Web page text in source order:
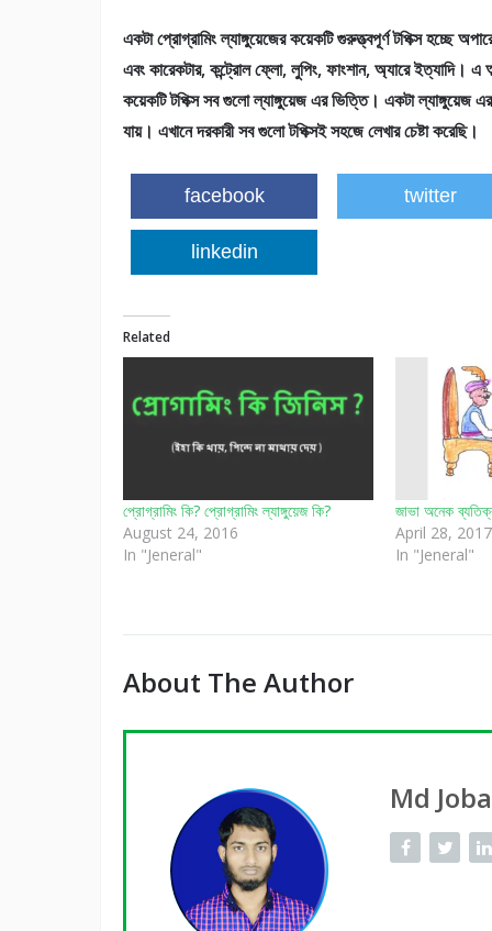
একটা প্রোগ্রামিং ল্যাঙ্গুয়েজের কয়েকটি গুরুত্ত্বপূর্ণ টপিক্স হচ্ছে
এবং কারেকটার, কন্ট্রোল ফ্লো, লুপিং, ফাংশান, অ্যারে ইত্যাদি। এ
কয়েকটি টপিক্স সব গুলো ল্যাঙ্গুয়েজ এর ভিত্তি। একটা ল্যাঙ্গুয়েজ
যায়। এখানে দরকারী সব গুলো টপিক্সই সহজে লেখার চেষ্টা করেছি।
facebook twitter
linkedin
Related
প্রোগ্রামিং কি? প্রোগ্রামিং ল্যাঙ্গুয়েজ কি?
August 24, 2016
In "Jeneral"
জাভা অনেক
April 28, 2017
In "Jeneral"
About The Author
Md